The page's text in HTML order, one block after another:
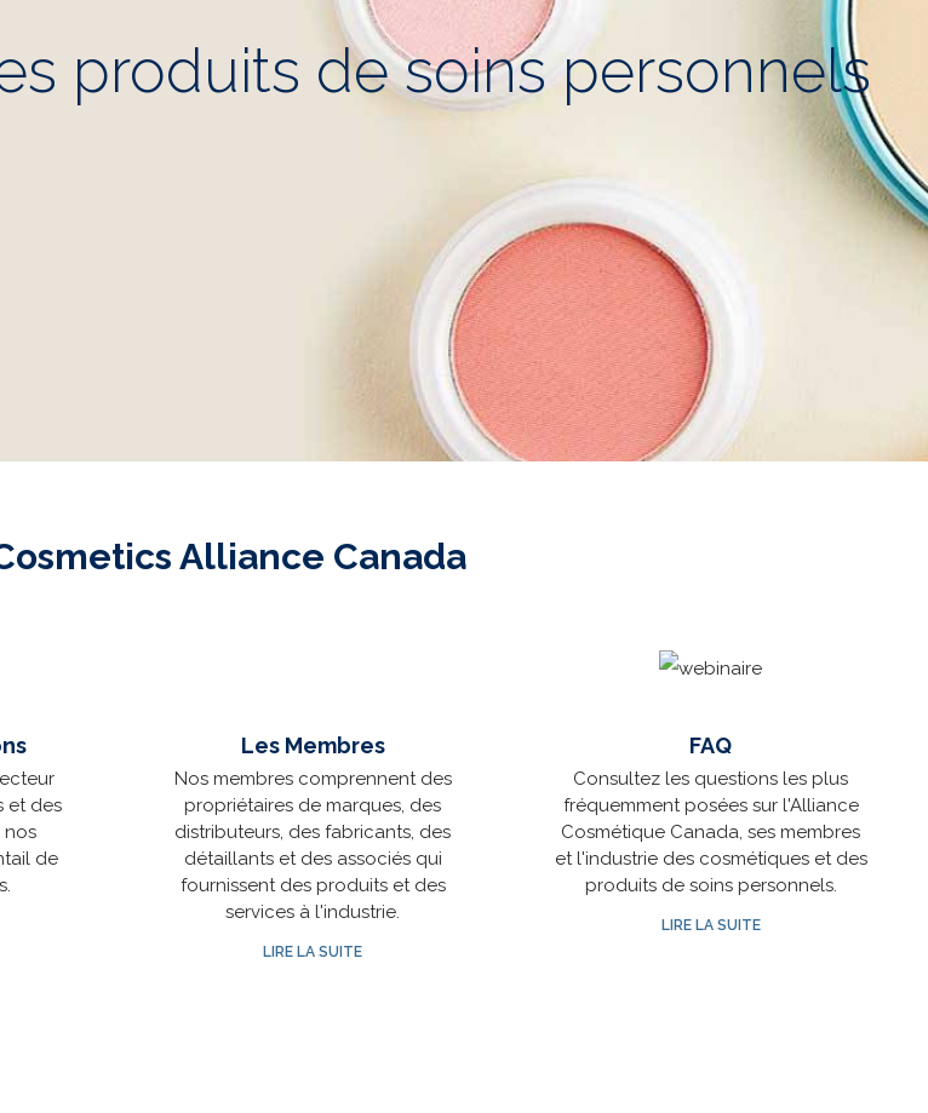
produits de soins personnels
Alliance Canada
et des
nos
de
Les Membres
Nos membres comprennent des
propriétaires de marques, des
distributeurs, des fabricants, des
détaillants et des associés qui
fournissent des produits et des
services à l'industrie.
LIRE LA SUITE
FAQ
Consultez les questions les plus
fréquemment posées sur l'Alliance
Cosmétique Canada, ses membres
et l'industrie des cosmétiques et des
produits de soins personnels.
LIRE LA SUITE